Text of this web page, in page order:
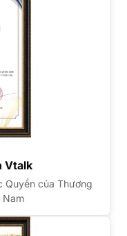
Vtalk
Quyền của Thương
Nam